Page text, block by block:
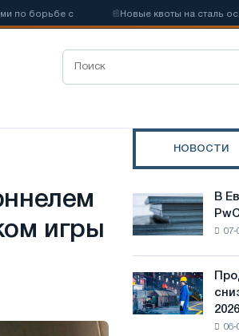
с Новые квоты на сталь
игры
НОВОСТИ
Европе
выживут
PwC
В
07-
Продажи
автомобилей
в
06-